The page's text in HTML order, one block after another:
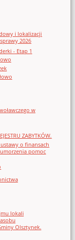
i lokalizacji
2026
- Etap 1
w
ZABYTKÓW.
o finansach
pomoc
lokali
Olsztynek.